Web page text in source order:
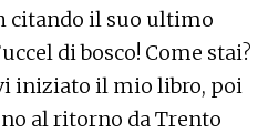
citando il suo ultimo
di bosco! Come stai?
iniziato il mio libro, poi
al ritorno da Trento